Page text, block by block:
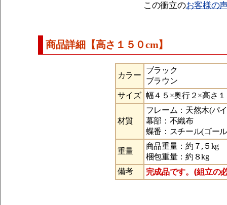
この衝立のお客様の
商品詳細【高さ１５０cm】
カラー
ブラック
ブラウン
サイズ 幅４５×奥行２×高さ
材質
フレーム：天然木(パ
幕部：不織布
蝶番：スチール(ゴー
重量
商品重量：約７,５kg
梱包重量：約８kg
備考
完成品です。(組立の